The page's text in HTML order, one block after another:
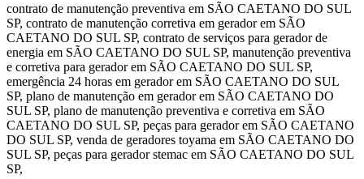
contrato de manutenção preventiva em SÃO CAETANO DO SUL
SP, contrato de manutenção corretiva em gerador em SÃO
CAETANO DO SUL SP, contrato de serviços para gerador de
energia em SÃO CAETANO DO SUL SP, manutenção preventiva
e corretiva para gerador em SÃO CAETANO DO SUL SP,
emergência 24 horas em gerador em SÃO CAETANO DO SUL
SP, plano de manutenção em gerador em SÃO CAETANO DO
SUL SP, plano de manutenção preventiva e corretiva em SÃO
CAETANO DO SUL SP, peças para gerador em SÃO CAETANO
DO SUL SP, venda de geradores toyama em SÃO CAETANO DO
SUL SP, peças para gerador stemac em SÃO CAETANO DO SUL
SP,